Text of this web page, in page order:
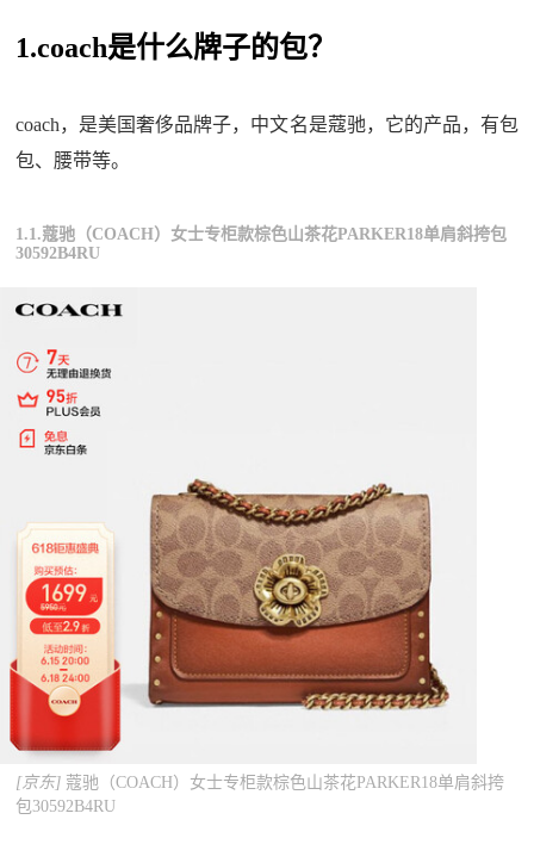
1.coach是什么牌子的包？
coach，是美国奢侈品牌子，中文名是蔻驰，它的产品，有包
包、腰带等。
1.1.蔻驰（COACH）女士专柜款棕色山茶花PARKER18单肩斜挎包
30592B4RU
[京东] 蔻驰（COACH）女士专柜款棕色山茶花PARKER18单肩斜挎
包30592B4RU